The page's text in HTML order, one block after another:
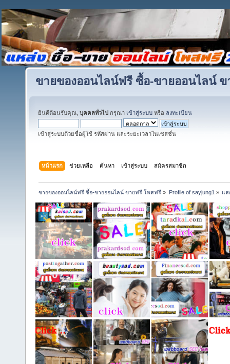
ขายของออนไลน์ฟรี ซื้อ-ขายออนไลน์
ยินดีต้อนรับคุณ, บุคคลทั่วไป กรุณา เข้าสู่ระบบ หรือ ลงทะเบียน
เข้าสู่ระบบด้วยชื่อผู้ใช้ รหัสผ่าน และระยะเวลาในเซสชั่น
หน้าแรก ช่วยเหลือ ค้นหา เข้าสู่ระบบ สมัครสมาชิก
ขายของออนไลน์ฟรี ซื้อ-ขายออนไลน์ ขายฟรี โพสฟรี » Profile of sayjung1 » แส